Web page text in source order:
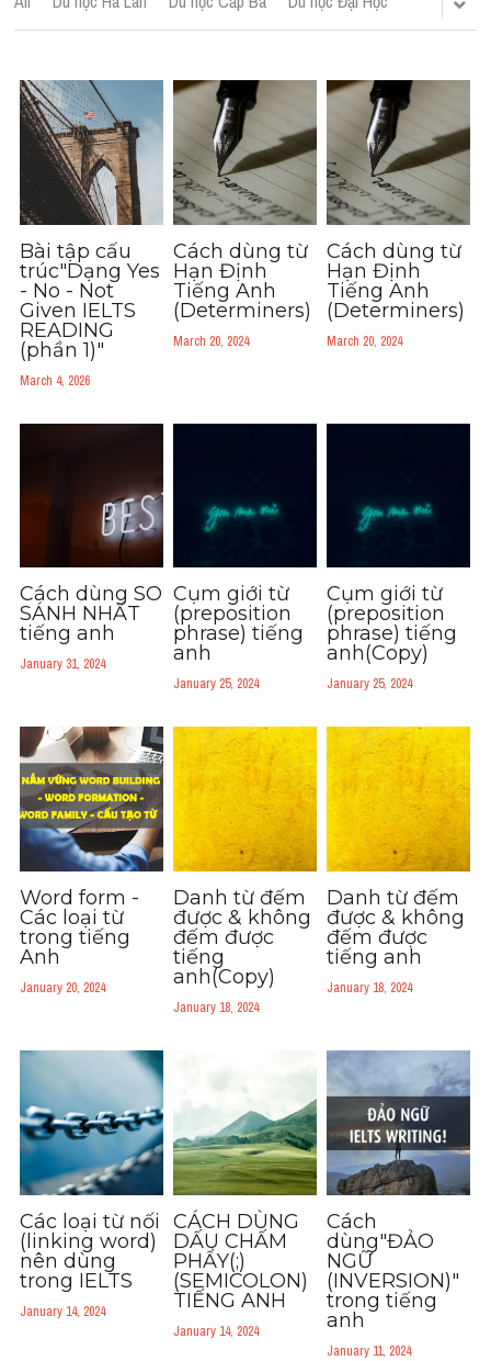
Adj
Khác
Từ vựng theo topic
Từ vựng theo Topic
Vocabulary - Grammar
Grammar
Part 2
Noun
Du học Hà Lan
Du học Cấp Ba
Đề thi thật Task 1
Adv
Task 1
Đề thi IELTS thật
Phân biệt từ
Advice
IELTS Advice
Đề thi thật Task 2
Listening
Speaking
Writing
Reading
Vocabulary
HỌC THỬ →
Bài tập cấu
trúc"Dạng Yes
- No - Not
Given IELTS
READING
(phần 1)"
March 4, 2026
Cách dùng từ
Hạn Định
Tiếng Anh
(Determiners)
March 20, 2024
Cách dùng từ
Hạn Định
Tiếng Anh
(Determiners)
March 20, 2024
Cách dùng SO
SÁNH NHẤT
tiếng anh
January 31, 2024
Cụm giới từ
(preposition
phrase) tiếng
anh
January 25, 2024
Cụm giới từ
(preposition
phrase) tiếng
anh(Copy)
January 25, 2024
Word form -
Các loại từ
trong tiếng
Anh
January 20, 2024
Danh từ đếm
được & không
đếm được
tiếng
anh(Copy)
January 18, 2024
Danh từ đếm
được & không
đếm được
tiếng anh
January 18, 2024
Các loại từ nối
(linking word)
nên dùng
trong IELTS
January 14, 2024
CÁCH DÙNG
DẤU CHẤM
PHẨY(;)
(SEMICOLON)
TIẾNG ANH
January 14, 2024
Cách
dùng"ĐẢO
NGỮ
(INVERSION)"
trong tiếng
anh
January 11, 2024